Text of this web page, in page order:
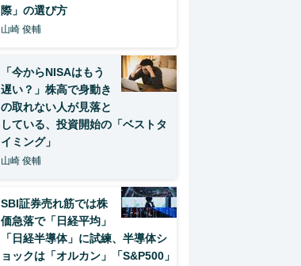
際」の選び方
山崎 俊輔
「今からNISAはもう
遅い？」株高で身動き
の取れない人が見落と
している、投資開始の「ベストタ
イミング」
山崎 俊輔
SBI証券売れ筋では株
価急落で「日経平均」
「日経半導体」に試練、半導体シ
ョックは「オルカン」「S&P500」